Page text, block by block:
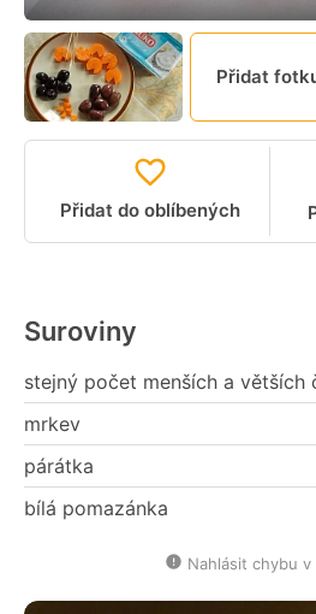
Přidat
Přidat do oblíbených
Suroviny
stejný počet menších a větších
mrkev
párátka
bílá pomazánka
Nahlásit chybu